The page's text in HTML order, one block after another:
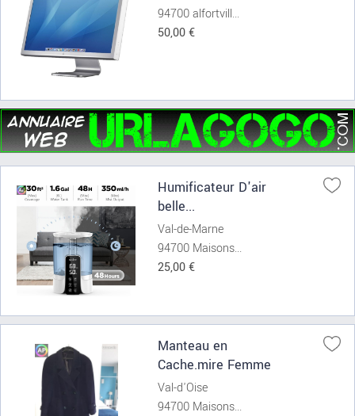
94700 alfortvill...
50,00 €
Humificateur D'air
belle...
Val-de-Marne
94700 Maisons...
25,00 €
Manteau en
Cache.mire Femme
Val-d'Oise
94700 Maisons...